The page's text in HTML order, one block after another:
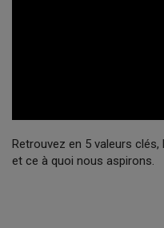
Retrouvez en 5 valeurs
et ce à quoi nous aspirons.